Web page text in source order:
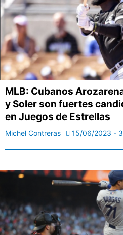
MLB: Cubanos
y Soler son fuertes
en Juegos de Estrellas
Michel Contreras 15/06/2023 -